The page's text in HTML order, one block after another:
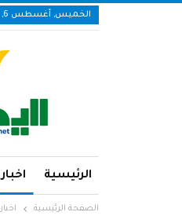
الخميس, أغسطس 6, 2026
الرئيسية اخبار
الصفحة الرئيسية اخبار